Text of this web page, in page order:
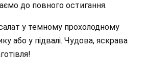
до повного остигання.
у темному прохолодному
або у підвалі. Чудова, яскрава